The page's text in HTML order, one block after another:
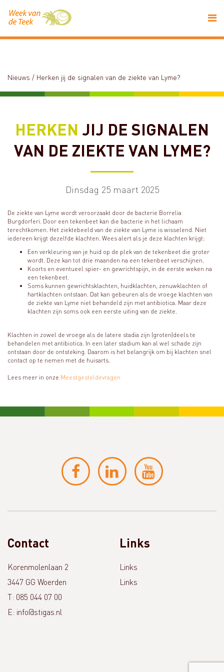
Nieuws / Herken jij de signalen van de ziekte van Lyme?
HERKEN JIJ DE SIGNALEN
VAN DE ZIEKTE VAN LYME?
Dinsdag 25 maart 2025
De ziekte van Lyme wordt veroorzaakt door de bacterie Borrelia
Burgdorferi. Door een tekenbeet kan die bacterie in het lichaam
terechtkomen. Het ziektebeeld van de ziekte van Lyme is wisselend. Niet
iedereen krijgt dezelfde klachten. Wees alert als je deze klachten krijgt:
Een verkleuring van je huid op de plek van de tekenbeet die groter
wordt. Deze kan tot drie maanden na een tekenbeet verschijnen.
Koorts en eventueel spier- en gewrichtspijn, in de eerste weken na
een tekenbeet.
Soms kunnen gewrichtsklachten, huidklachten, zenuwklachten of
hartklachten ontstaan. Dat kan gebeuren als de vroege klachten van
de ziekte van Lyme niet behandeld zijn met antibiotica. Maar deze
klachten zijn soms ook een eerste uiting van de ziekte.
Klachten in zowel de vroege als de latere stadia zijn (groten)deels te
behandelen met antibiotica. In een later stadium kan al wel schade zijn
ontstaan door de ontsteking. Daarom is het belangrijk om bij klachten snel
contact op te nemen met de huisarts.
Lees meer in onze Meestgesteldevragen
Contact
Korenmolenlaan 2
3447 GG Woerden
T: 085 044 07 00
E: info@stigas.nl
Links
Links
Links